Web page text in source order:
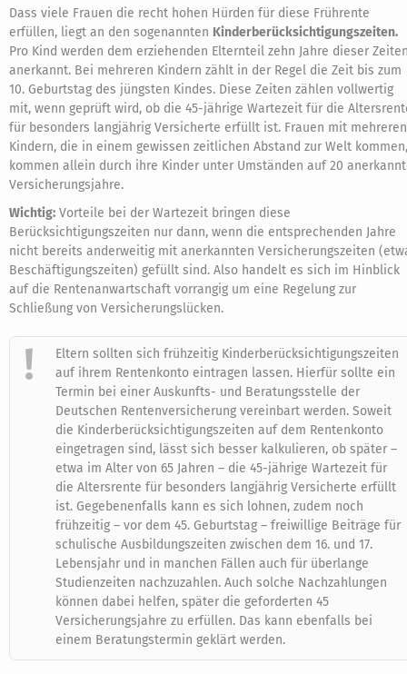
Dass viele Frauen die recht hohen Hürden für diese Frührente
erfüllen, liegt an den sogenannten Kinderberücksichtigungszeiten.
Pro Kind werden dem erziehenden Elternteil zehn Jahre dieser
anerkannt. Bei mehreren Kindern zählt in der Regel die Zeit bis zum
10. Geburtstag des jüngsten Kindes. Diese Zeiten zählen vollwertig
mit, wenn geprüft wird, ob die 45-jährige Wartezeit für die
für besonders langjährig Versicherte erfüllt ist. Frauen mit mehreren
Kindern, die in einem gewissen zeitlichen Abstand zur Welt kommen,
kommen allein durch ihre Kinder unter Umständen auf 20
Versicherungsjahre.
Wichtig: Vorteile bei der Wartezeit bringen diese
Berücksichtigungszeiten nur dann, wenn die entsprechenden Jahre
nicht bereits anderweitig mit anerkannten Versicherungszeiten
Beschäftigungszeiten) gefüllt sind. Also handelt es sich im Hinblick
auf die Rentenanwartschaft vorrangig um eine Regelung zur
Schließung von Versicherungslücken.
Eltern sollten sich frühzeitig Kinderberücksichtigungszeiten
auf ihrem Rentenkonto eintragen lassen. Hierfür sollte ein
Termin bei einer Auskunfts- und Beratungsstelle der
Deutschen Rentenversicherung vereinbart werden. Soweit
die Kinderberücksichtigungszeiten auf dem Rentenkonto
eingetragen sind, lässt sich besser kalkulieren, ob später –
etwa im Alter von 65 Jahren – die 45-jährige Wartezeit für
die Altersrente für besonders langjährig Versicherte erfüllt
ist. Gegebenenfalls kann es sich lohnen, zudem noch
frühzeitig – vor dem 45. Geburtstag – freiwillige Beiträge für
schulische Ausbildungszeiten zwischen dem 16. und 17.
Lebensjahr und in manchen Fällen auch für überlange
Studienzeiten nachzuzahlen. Auch solche Nachzahlungen
können dabei helfen, später die geforderten 45
Versicherungsjahre zu erfüllen. Das kann ebenfalls bei
einem Beratungstermin geklärt werden.